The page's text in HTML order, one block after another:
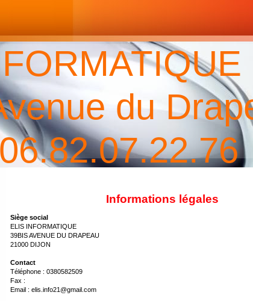
du
06.82.07.22.76
Informations légales
Siège social
ELIS INFORMATIQUE
39BIS AVENUE DU DRAPEAU
21000 DIJON
Contact
Téléphone : 0380582509
Fax :
Email : elis.info21@gmail.com